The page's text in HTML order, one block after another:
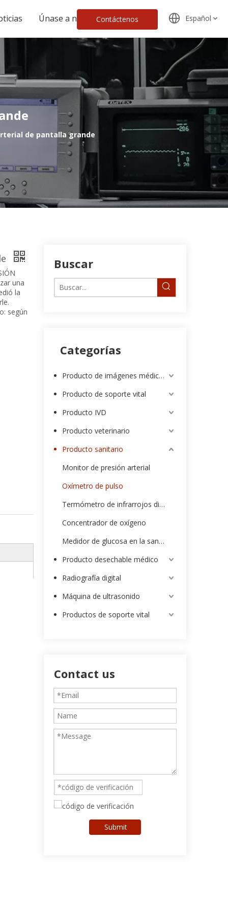
Únase a nosotrosContáctenos Español
de pantalla grande
una
la
según
Buscar
Categorías
Producto de imágenes médicas
Producto de soporte vital
Producto IVD
Producto veterinario
Producto sanitario
Monitor de presión arterial
Oxímetro de pulso
Termómetro de infrarrojos digital
Concentrador de oxígeno
Medidor de glucosa en la sangre
Producto desechable médico
Radiografía digital
Máquina de ultrasonido
Productos de soporte vital
Contact us
Submit